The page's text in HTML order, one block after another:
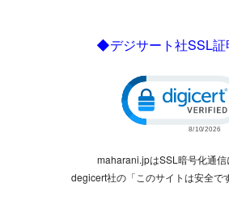
◆デジサート社SSL
maharani.jpはSSL暗号化通信
degicert社の「このサイトは安全で